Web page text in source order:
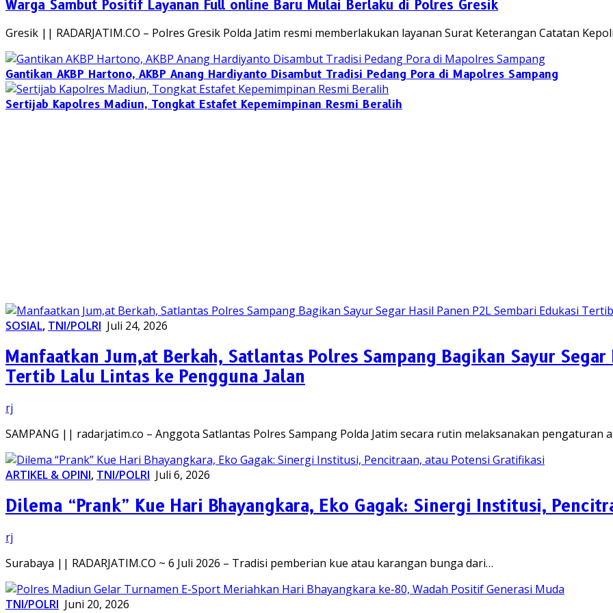
Warga Sambut Positif Layanan Full online Baru Mulai Berlaku di Polres Gresik
Gresik || RADARJATIM.CO – Polres Gresik Polda Jatim resmi memberlakukan layanan Surat Keterangan Catatan
Gantikan AKBP Hartono, AKBP Anang Hardiyanto Disambut Tradisi Pedang Pora di Mapolres Sampang
Sertijab Kapolres Madiun, Tongkat Estafet Kepemimpinan Resmi Beralih
SOSIAL, TNI/POLRI Juli 24, 2026
Manfaatkan Jum,at Berkah, Satlantas Polres Sampang Bagikan Sayur
Tertib Lalu Lintas ke Pengguna Jalan
rj
SAMPANG || radarjatim.co – Anggota Satlantas Polres Sampang Polda Jatim secara rutin melaksanakan pengaturan
ARTIKEL & OPINI, TNI/POLRI Juli 6, 2026
Dilema “Prank” Kue Hari Bhayangkara, Eko Gagak: Sinergi Institusi,
rj
Surabaya || RADARJATIM.CO ~ 6 Juli 2026 – Tradisi pemberian kue atau karangan bunga dari…
TNI/POLRI Juni 20, 2026